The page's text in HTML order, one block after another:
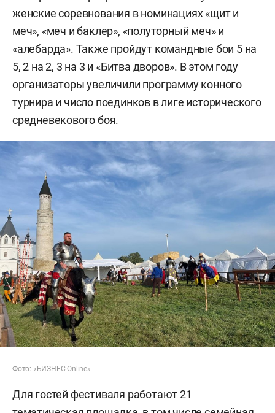
женские соревнования в номинациях «щит и
меч», «меч и баклер», «полуторный меч» и
«алебарда». Также пройдут командные бои 5 на
5, 2 на 2, 3 на 3 и «Битва дворов». В этом году
организаторы увеличили программу конного
турнира и число поединков в лиге исторического
средневекового боя.
Фото: «БИЗНЕС Online»
Для гостей фестиваля работают 21